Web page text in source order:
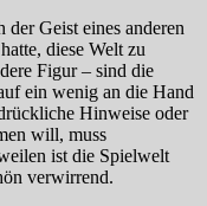
der Geist eines anderen
diese Welt zu
Figur – sind die
ein wenig an die Hand
Hinweise oder
will, muss
ist die Spielwelt
verwirrend.